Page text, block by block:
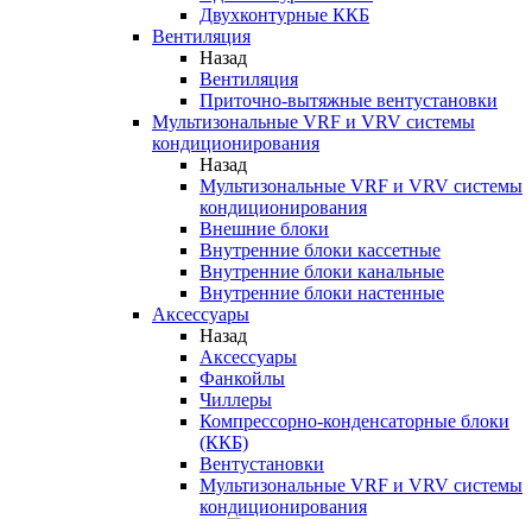
Двухконтурные ККБ
Вентиляция
Назад
Вентиляция
Приточно-вытяжные вентустановки
Мультизональные VRF и VRV системы
кондиционирования
Назад
Мультизональные VRF и VRV системы
кондиционирования
Внешние блоки
Внутренние блоки кассетные
Внутренние блоки канальные
Внутренние блоки настенные
Аксессуары
Назад
Аксессуары
Фанкойлы
Чиллеры
Компрессорно-конденсаторные блоки
(ККБ)
Вентустановки
Мультизональные VRF и VRV системы
кондиционирования